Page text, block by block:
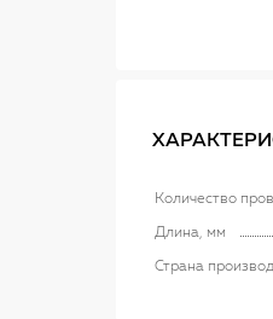
Количество
Длина, мм
Страна